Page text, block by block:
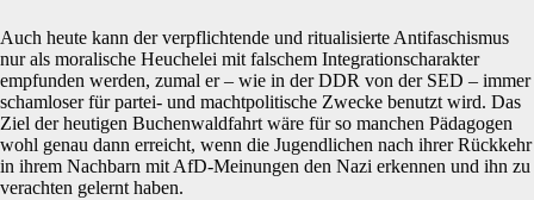
Auch heute kann der verpflichtende und ritualisierte Antifaschismus
nur als moralische Heuchelei mit falschem Integrationscharakter
empfunden werden, zumal er – wie in der DDR von der SED – immer
schamloser für partei- und machtpolitische Zwecke benutzt wird. Das
Ziel der heutigen Buchenwaldfahrt wäre für so manchen Pädagogen
wohl genau dann erreicht, wenn die Jugendlichen nach ihrer Rückkehr
in ihrem Nachbarn mit AfD-Meinungen den Nazi erkennen und ihn zu
verachten gelernt haben.